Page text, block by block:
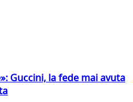
Guccini, la fede mai avuta